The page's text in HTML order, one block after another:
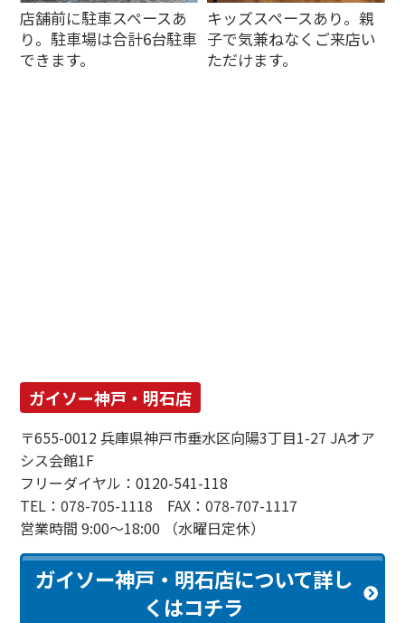
店舗前に駐車スペースあ
り。駐車場は合計6台駐車
できます。
キッズスペースあり。親
子で気兼ねなくご来店い
ただけます。
ガイソー神戸・明石店
〒655-0012 兵庫県神戸市垂水区向陽3丁目1-27 JAオア
シス会館1F
フリーダイヤル：0120-541-118
TEL：078-705-1118 FAX：078-707-1117
営業時間 9:00～18:00 （水曜日定休）
ガイソー神戸・明石店について詳し
くはコチラ